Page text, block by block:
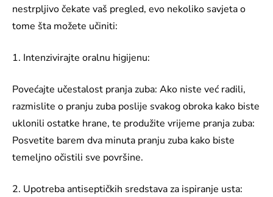
nestrpljivo čekate vaš pregled, evo nekoliko savjeta o
tome šta možete učiniti:
1. Intenzivirajte oralnu higijenu:
Povećajte učestalost pranja zuba: Ako niste već radili,
razmislite o pranju zuba poslije svakog obroka kako biste
uklonili ostatke hrane, te produžite vrijeme pranja zuba:
Posvetite barem dva minuta pranju zuba kako biste
temeljno očistili sve površine.
2. Upotreba antiseptičkih sredstava za ispiranje usta: